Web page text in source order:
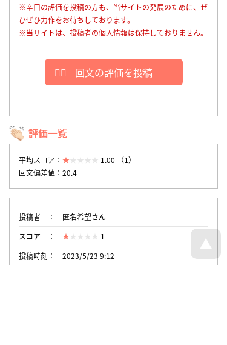
※辛口の評価を投稿の方も、当サイトの発展のために、ぜ
ひぜひ力作をお待ちしております。
※当サイトは、投稿者の個人情報は保持しておりません。
回文の評価を投稿
評価一覧
平均スコア：
1.00 （1）
回文偏差値：20.4
投稿者
匿名希望さん
スコア
1
投稿時刻
2023/5/23 9:12